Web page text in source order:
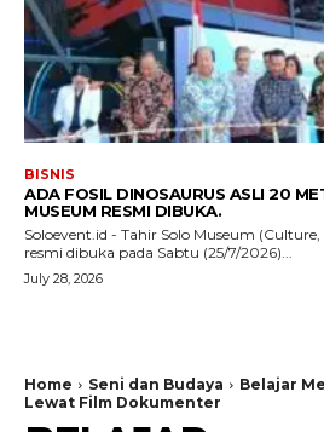
BISNIS
ADA FOSIL DINOSAURUS ASLI 20
MUSEUM RESMI DIBUKA.
Soloevent.id - Tahir Solo Museum (Culture,
resmi dibuka pada Sabtu (25/7/2026)...
July 28, 2026